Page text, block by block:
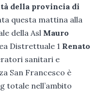
della provincia di
questa mattina alla
della Asl Mauro
Distrettuale 1 Renato
sanitari e
San Francesco è
totale nell’ambito